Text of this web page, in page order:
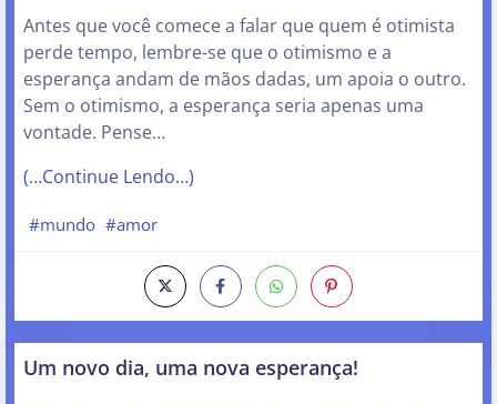
Antes que você comece a falar que quem é otimista
perde tempo, lembre-se que o otimismo e a
esperança andam de mãos dadas, um apoia o outro.
Sem o otimismo, a esperança seria apenas uma
vontade. Pense…
(…Continue Lendo…)
#mundo #amor
Um novo dia, uma nova esperança!